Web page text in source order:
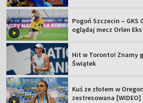
Pogoń Szczecin – GKS
oglądaj mecz Orlen
Hit w Toronto! Znamy
Świątek
Kuś ze złotem w
zestresowana [WIDEO]